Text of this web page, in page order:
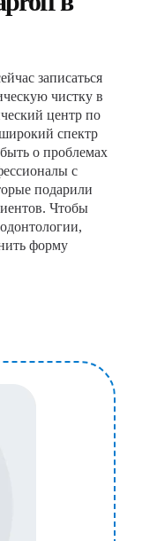
записаться
чистку в
центр по
спектр
о проблемах
с
подарили
Чтобы
форму